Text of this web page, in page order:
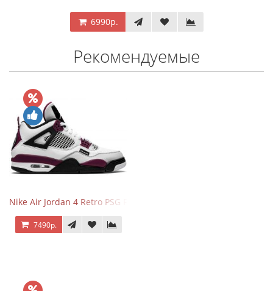
6990р.
Рекомендуемые
Nike Air Jordan 4 Retro PSG Paris Saint-Germain
7490р.